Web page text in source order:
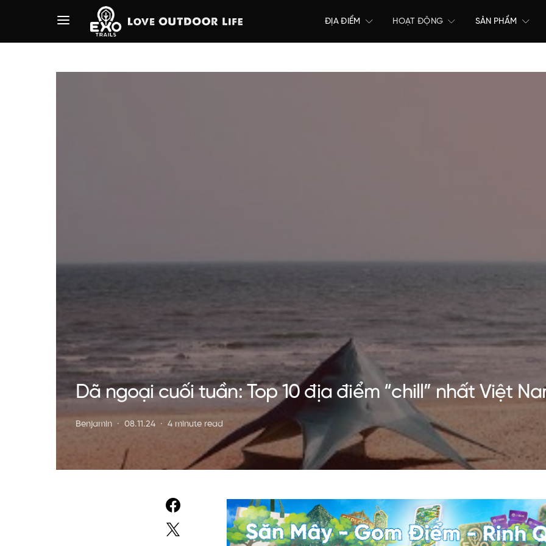
ĐỊA ĐIỂM HOẠT ĐỘNG SẢN PHẨM
Dã ngoại cuối tuần: Top 10 địa điểm “chill” nhất Việt
Benjamin 08.11.24 4 minute read